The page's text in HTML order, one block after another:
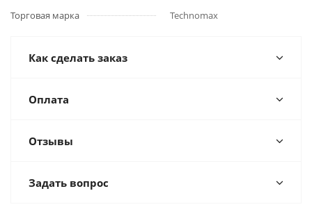
Торговая марка Technomax
Как сделать заказ
Оплата
Отзывы
Задать вопрос